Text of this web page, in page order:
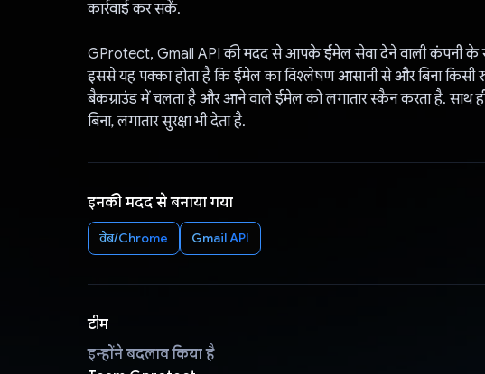
कार्रवाई कर सकें.
GProtect, Gmail API की मदद से आपके ईमेल सेवा देने वाली कंपनी के
इससे यह पक्का होता है कि ईमेल का विश्लेषण आसानी से और बिना
बैकग्राउंड में चलता है और आने वाले ईमेल को लगातार स्कैन करता है.
बिना, लगातार सुरक्षा भी देता है.
इनकी मदद से बनाया गया
वेब/Chrome Gmail API
टीम
इन्होंने बदलाव किया है